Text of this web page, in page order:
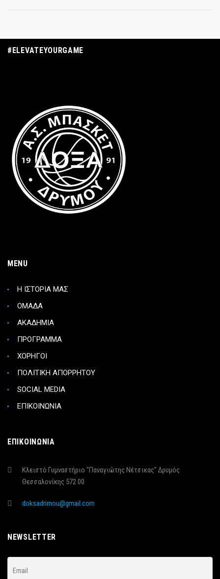
#ELEVATEYOURGAME
MENU
Η ΙΣΤΟΡΙΑ ΜΑΣ
ΟΜΑΔΑ
ΑΚΑΔΗΜΙΑ
ΠΡΟΓΡΑΜΜΑ
ΧΟΡΗΓΟΙ
ΠΟΛΙΤΙΚΗ ΑΠΟΡΡΗΤΟΥ
SOCIAL MEDIA
ΕΠΙΚΟΙΝΩΝΙΑ
ΕΠΙΚΟΙΝΩΝΙΑ
Κλειστό Γυμναστήριο "Παναγιώτης Νέτσικας" Δρυμός
Θεσσαλονίκης 572 00
doksadrimou@gmail.com
NEWSLETTER